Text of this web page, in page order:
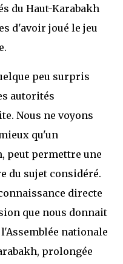
du Haut-Karabakh
d'avoir joué le jeu
peu surpris
autorités
Nous ne voyons
qu'un
peut permettre une
du sujet considéré.
directe
que nous donnait
nationale
prolongée